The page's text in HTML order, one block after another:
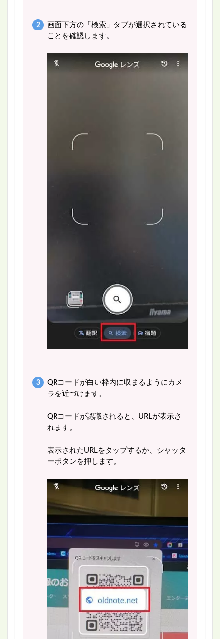
画面下方の「検索」タブが選択されている
ことを確認します。
QRコードが白い枠内に収まるようにカメ
ラを近づけます。
QRコードが認識されると、URLが表示さ
れます。
表示されたURLをタップするか、シャッタ
ーボタンを押します。